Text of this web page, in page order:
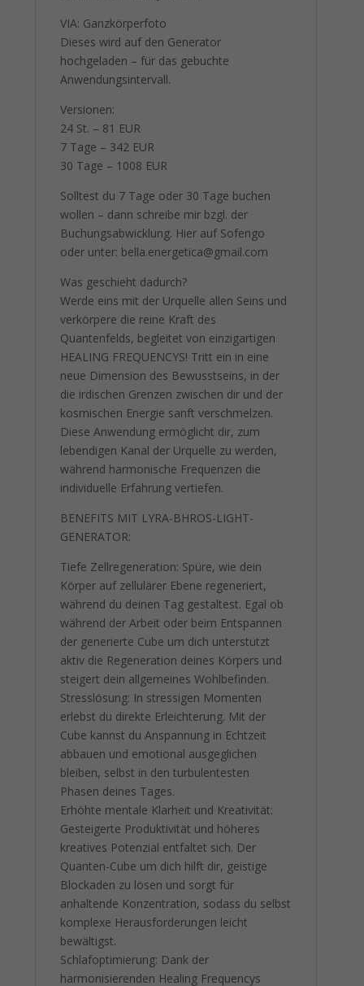
VIA: Ganzkörperfoto
Dieses wird auf den Generator
hochgeladen – für das gebuchte
Anwendungsintervall.
Versionen:
24 St. – 81 EUR
7 Tage – 342 EUR
30 Tage – 1008 EUR
Solltest du 7 Tage oder 30 Tage buchen
wollen – dann schreibe mir bzgl. der
Buchungsabwicklung. Hier auf Sofengo
oder unter: bella.energetica@gmail.com
Was geschieht dadurch?
Werde eins mit der Urquelle allen Seins und
verkörpere die reine Kraft des
Quantenfelds, begleitet von einzigartigen
HEALING FREQUENCYS! Tritt ein in eine
neue Dimension des Bewusstseins, in der
die irdischen Grenzen zwischen dir und der
kosmischen Energie sanft verschmelzen.
Diese Anwendung ermöglicht dir, zum
lebendigen Kanal der Urquelle zu werden,
während harmonische Frequenzen die
individuelle Erfahrung vertiefen.
BENEFITS MIT LYRA-BHROS-LIGHT-
GENERATOR:
Tiefe Zellregeneration: Spüre, wie dein
Körper auf zellulärer Ebene regeneriert,
während du deinen Tag gestaltest. Egal ob
während der Arbeit oder beim Entspannen
der generierte Cube um dich unterstützt
aktiv die Regeneration deines Körpers und
steigert dein allgemeines Wohlbefinden.
Stresslösung: In stressigen Momenten
erlebst du direkte Erleichterung. Mit der
Cube kannst du Anspannung in Echtzeit
abbauen und emotional ausgeglichen
bleiben, selbst in den turbulentesten
Phasen deines Tages.
Erhöhte mentale Klarheit und Kreativität:
Gesteigerte Produktivität und höheres
kreatives Potenzial entfaltet sich. Der
Quanten-Cube um dich hilft dir, geistige
Blockaden zu lösen und sorgt für
anhaltende Konzentration, sodass du selbst
komplexe Herausforderungen leicht
bewältigst.
Schlafoptimierung: Dank der
harmonisierenden Healing Frequencys